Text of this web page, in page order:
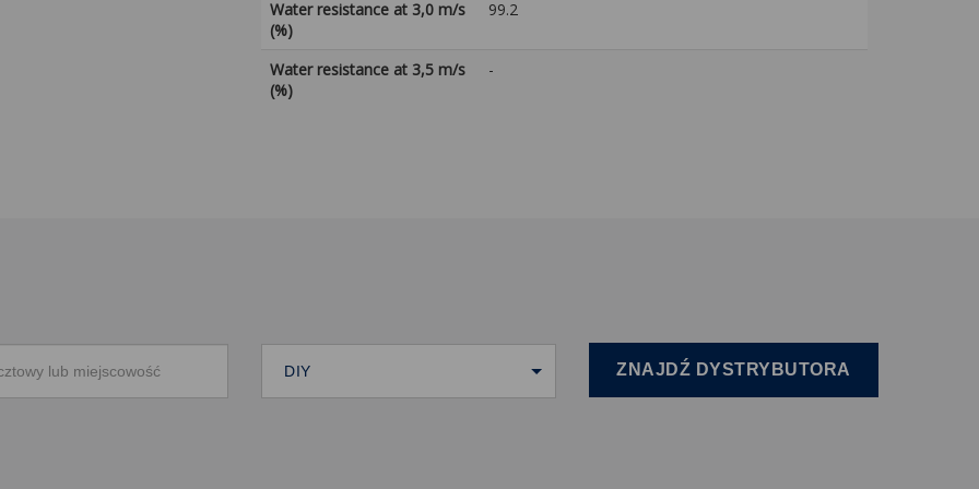
Water resistance at 3,0 m/s
(%)
99.2
Water resistance at 3,5 m/s
(%)
-
DIY